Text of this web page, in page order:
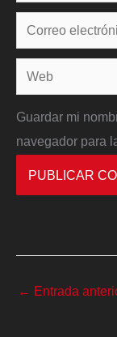
Correo
electrónico*
Web
Guardar mi
navegador para
← Entrada